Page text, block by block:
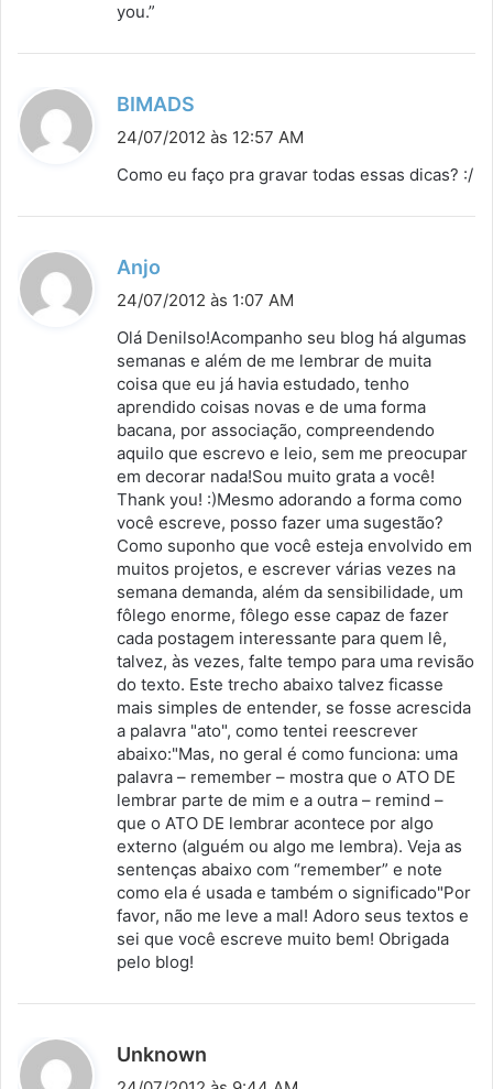
you.”
BIMADS
i
e
24/07/2012 às 12:57 AM
Como eu faço pra gravar todas essas dicas? :/
Anjo
i
s
e
:
24/07/2012 às 1:07 AM
Olá Denilso!Acompanho seu blog há algumas
semanas e além de me lembrar de muita
coisa que eu já havia estudado, tenho
aprendido coisas novas e de uma forma
bacana, por associação, compreendendo
aquilo que escrevo e leio, sem me preocupar
em decorar nada!Sou muito grata a você!
Thank you! :)Mesmo adorando a forma como
você escreve, posso fazer uma sugestão?
Como suponho que você esteja envolvido em
muitos projetos, e escrever várias vezes na
semana demanda, além da sensibilidade, um
fôlego enorme, fôlego esse capaz de fazer
cada postagem interessante para quem lê,
talvez, às vezes, falte tempo para uma revisão
do texto. Este trecho abaixo talvez ficasse
mais simples de entender, se fosse acrescida
a palavra "ato", como tentei reescrever
abaixo:"Mas, no geral é como funciona: uma
palavra – remember – mostra que o ATO DE
lembrar parte de mim e a outra – remind –
que o ATO DE lembrar acontece por algo
externo (alguém ou algo me lembra). Veja as
sentenças abaixo com “remember” e note
como ela é usada e também o significado"Por
favor, não me leve a mal! Adoro seus textos e
sei que você escreve muito bem! Obrigada
pelo blog!
Unknown